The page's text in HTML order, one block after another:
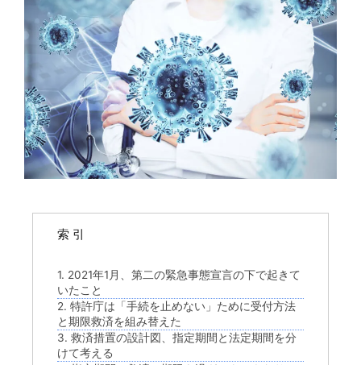
索 引
1. 2021年1月、第二の緊急事態宣言の下で起きて
いたこと
2. 特許庁は「手続を止めない」ために受付方法
と期限救済を組み替えた
3. 救済措置の設計図、指定期間と法定期間を分
けて考える